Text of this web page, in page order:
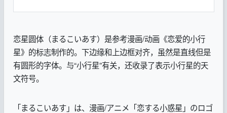
恋星圆体（まるこいあす）是参考漫画/动画《恋爱的小行
星》的标志制作的。下边缘和上边框对齐，虽然是直线但是
有圆形的字体。与“小行星”有关，还收录了表示小行星的天
文符号。
「まるこいあす」は、漫画/アニメ「恋する小惑星」のロゴ